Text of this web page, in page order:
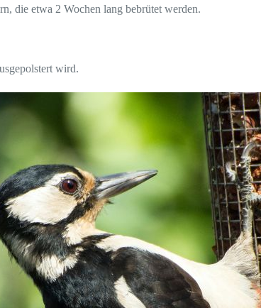
die etwa 2 Wochen lang bebrütet werden.
wird.